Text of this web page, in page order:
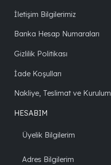
İletişim Bilgilerimiz
Banka Hesap Numaraları
Gizlilik Politikası
İade Koşulları
Nakliye, Teslimat ve Kurulum
HESABIM
Üyelik Bilgilerim
Adres Bilgilerim